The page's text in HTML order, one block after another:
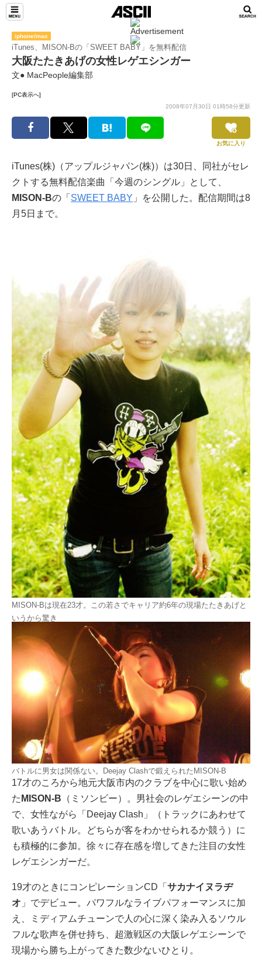
iphone/mac
iTunes、MISON-Bの「SWEET BABY」を無料配信
大阪たたきあげの女性レゲエシンガー
文● MacPeople編集部
[PC表示へ]
2008年07月30日 01時58分更新
お気に入り
iTunes(株)（アップルジャパン(株)）は30日、同社がセレ
クトする無料配信楽曲「今週のシングル」として、
MISON-Bの「 SWEET BABY 」を公開した。配信期間は8
月5日まで。
MISON-Bは現在23才。この若さでキャリア約6年の現場たたきあげと
いうから驚き
バトルに男女は関係ない。Deejay Clashで鍛えられたMISON-B
17才のころから地元大阪市内のクラブを中心に歌い始め
た MISON-B （ミソンビー）。男社会のレゲエシーンの中
で、女性ながら「Deejay Clash」（トラックにあわせて
歌いあうバトル。どちらが客をわかせられるか競う）に
も積極的に参加。徐々に存在感を増してきた注目の女性
レゲエシンガーだ。
19才のときにコンピレーションCD「 サカナイヌラヂ
オ 」でデビュー。パワフルなライブパフォーマンスに加
え、ミディアムチューンで人の心に深く染み入るソウル
フルな歌声を併せ持ち、超激戦区の大阪レゲエシーンで
現場から勝ち上がってきた数少ないひとり。